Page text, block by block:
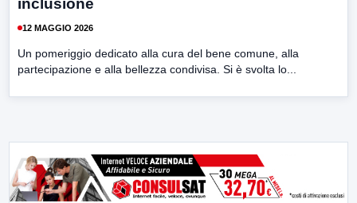
inclusione
12 MAGGIO 2026
Un pomeriggio dedicato alla cura del bene comune, alla
partecipazione e alla bellezza condivisa. Si è svolta lo...